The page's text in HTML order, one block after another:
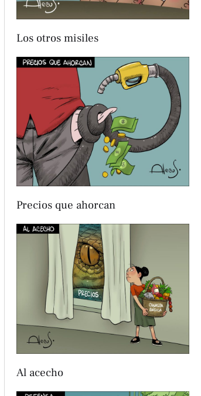
Los otros misiles
Precios que ahorcan
Al acecho